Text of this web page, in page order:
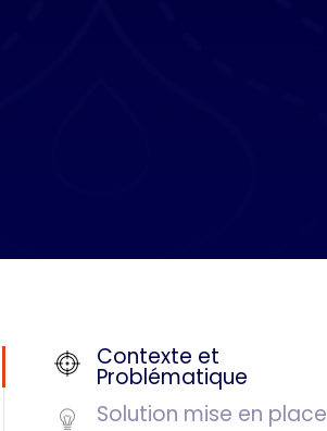
Contexte et
Problématique
Solution mise en place